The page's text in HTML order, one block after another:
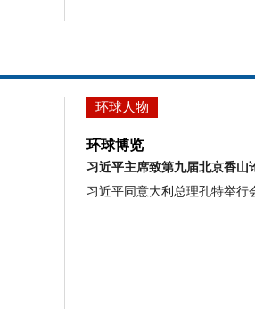
环球人物
环球博览
习近平主席致第九届北京香山
习近平同意大利总理孔特举行